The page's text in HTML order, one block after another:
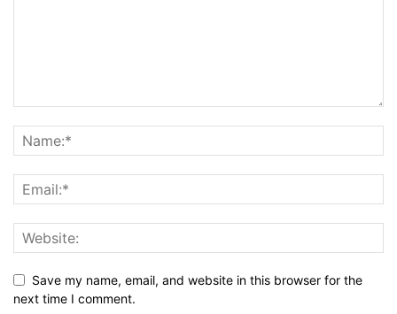
Save my name, email, and website in this browser for the
next time I comment.